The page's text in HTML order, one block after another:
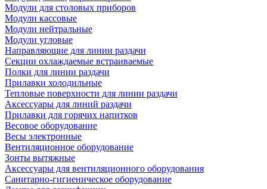
Модули для столовых приборов
Модули кассовые
Модули нейтральные
Модули угловые
Направляющие для линии раздачи
Секции охлаждаемые встраиваемые
Полки для линии раздачи
Прилавки холодильные
Тепловые поверхности для линии раздачи
Аксессуары для линий раздачи
Прилавки для горячих напитков
Весовое оборудование
Весы электронные
Вентиляционное оборудование
Зонты вытяжные
Аксессуары для вентиляционного оборудования
Санитарно-гигиеническое оборудование